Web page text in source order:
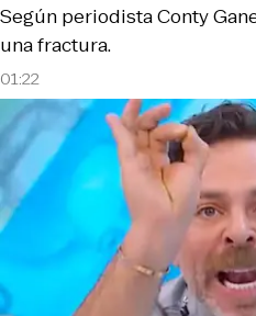
01:22
Según periodista Conty
una fractura.